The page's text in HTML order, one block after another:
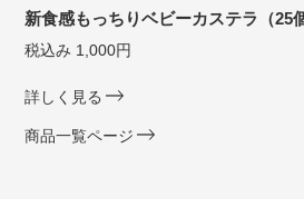
新食感もっちりベビーカステラ（25
税込み 1,000円
詳しく見る
商品一覧ページ